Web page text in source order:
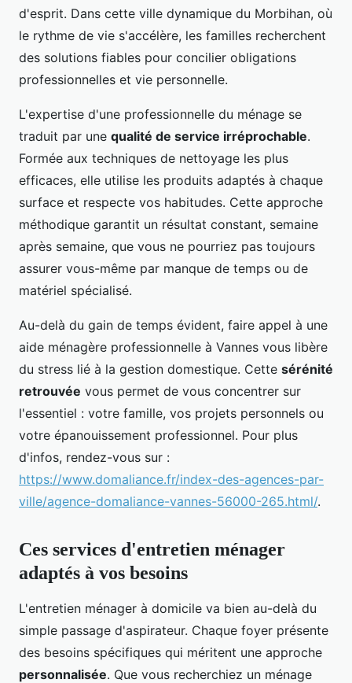
d'esprit. Dans cette ville dynamique du Morbihan, où
le rythme de vie s'accélère, les familles recherchent
des solutions fiables pour concilier obligations
professionnelles et vie personnelle.
L'expertise d'une professionnelle du ménage se
traduit par une qualité de service irréprochable.
Formée aux techniques de nettoyage les plus
efficaces, elle utilise les produits adaptés à chaque
surface et respecte vos habitudes. Cette approche
méthodique garantit un résultat constant, semaine
après semaine, que vous ne pourriez pas toujours
assurer vous-même par manque de temps ou de
matériel spécialisé.
Au-delà du gain de temps évident, faire appel à une
aide ménagère professionnelle à Vannes vous libère
du stress lié à la gestion domestique. Cette sérénité
retrouvée vous permet de vous concentrer sur
l'essentiel : votre famille, vos projets personnels ou
votre épanouissement professionnel. Pour plus
d'infos, rendez-vous sur :
https://www.domaliance.fr/index-des-agences-par-
ville/agence-domaliance-vannes-56000-265.html/.
Ces services d'entretien ménager
adaptés à vos besoins
L'entretien ménager à domicile va bien au-delà du
simple passage d'aspirateur. Chaque foyer présente
des besoins spécifiques qui méritent une approche
personnalisée. Que vous recherchiez un ménage